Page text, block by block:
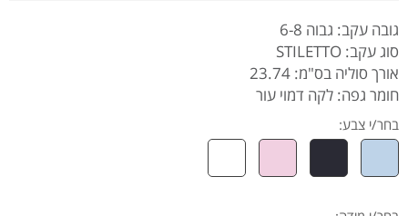
גובה עקב: גבוה 6-8
סוג עקב: STILETTO
אורך סוליה בס"מ: 23.74
חומר גפה: לקה דמוי עור
בחר/י צבע: